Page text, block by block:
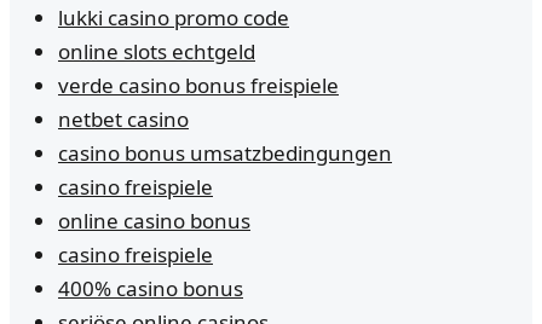
lukki casino promo code
online slots echtgeld
verde casino bonus freispiele
netbet casino
casino bonus umsatzbedingungen
casino freispiele
online casino bonus
casino freispiele
400% casino bonus